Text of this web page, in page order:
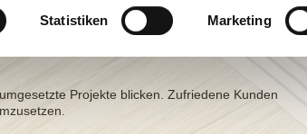
Statistiken Marketing
Impressum/Datenschutz
Projekte blicken. Zufriedene Kunden